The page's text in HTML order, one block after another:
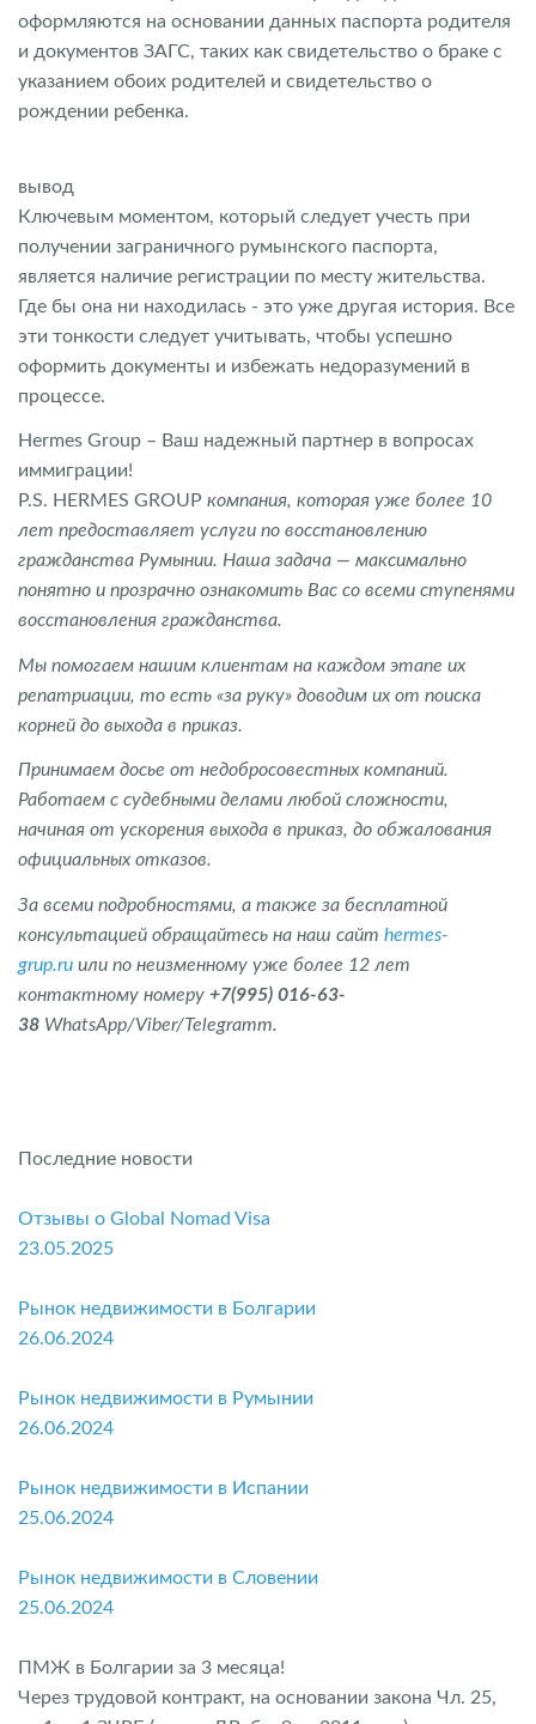
оформляются на основании данных паспорта родителя
и документов ЗАГС, таких как свидетельство о браке с
указанием обоих родителей и свидетельство о
рождении ребенка.
вывод
Ключевым моментом, который следует учесть при
получении заграничного румынского паспорта,
является наличие регистрации по месту жительства.
Где бы она ни находилась - это уже другая история. Все
эти тонкости следует учитывать, чтобы успешно
оформить документы и избежать недоразумений в
процессе.
Hermes Group – Ваш надежный партнер в вопросах
иммиграции!
P.S. HERMES GROUP компания, которая уже более 10
лет предоставляет услуги по восстановлению
гражданства Румынии. Наша задача — максимально
понятно и прозрачно ознакомить Вас со всеми ступенями
восстановления гражданства.
Мы помогаем нашим клиентам на каждом этапе их
репатриации, то есть «за руку» доводим их от поиска
корней до выхода в приказ.
Принимаем досье от недобросовестных компаний.
Работаем с судебными делами любой сложности,
начиная от ускорения выхода в приказ, до обжалования
официальных отказов.
За всеми подробностями, а также за бесплатной
консультацией обращайтесь на наш сайт hermes-
grup.ru или по неизменному уже более 12 лет
контактному номеру +7(995) 016-63-
38 WhatsApp/Viber/Telegramm.
Последние новости
Отзывы о Global Nomad Visa
23.05.2025
Рынок недвижимости в Болгарии
26.06.2024
Рынок недвижимости в Румынии
26.06.2024
Рынок недвижимости в Испании
25.06.2024
Рынок недвижимости в Словении
25.06.2024
ПМЖ в Болгарии за 3 месяца!
Через трудовой контракт, на основании закона Чл. 25,